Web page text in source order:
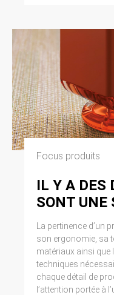
Focus produits
IL Y A DES
SONT UNE
La pertinence d’un
son ergonomie, sa
matériaux ainsi que
techniques
chaque détail de
l’attention portée à